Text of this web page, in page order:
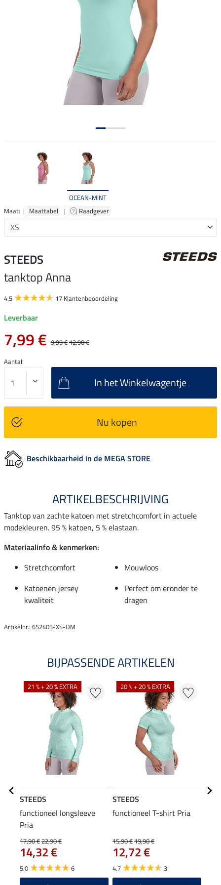
OCEAN-MINT
Maat: | Maattabel | Raadgever
STEEDS
tanktop Anna
4.5 17 Klantenbeoordeling
Leverbaar
7,99 € 9,99 €12,90 €
Aantal:
In het Winkelwagentje
Nu kopen
Beschikbaarheid in de MEGA STORE
ARTIKELBESCHRIJVING
Tanktop van zachte katoen met stretchcomfort in actuele
modekleuren. 95 % katoen, 5 % elastaan.
Materiaalinfo & kenmerken:
Stretchcomfort
Mouwloos
Katoenen jersey
kwaliteit
Perfect om eronder te
dragen
Artikelnr.: 652403-XS-OM
BIJPASSENDE ARTIKELEN
21 % + 20 % EXTRA
STEEDS
functioneel longsleeve
Pria
17,90 €22,90 €
14,32 €
5.0 6
20 % + 20 % EXTRA
STEEDS
functioneel T-shirt Pria
15,90 €19,90 €
12,72 €
4.7 3